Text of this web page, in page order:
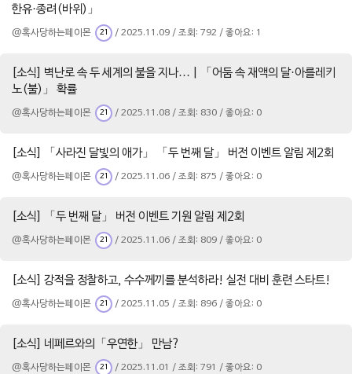
한유·종려(바위)」
@혹사당하는페이몬 21 / 2025.11.09 / 조회: 792 / 좋아요: 1
[소식] 벽난로 속 두 세계의 불을 지나… | 「어둠 속 재액의 달·아를레키
노(불)」 확률
@혹사당하는페이몬 21 / 2025.11.08 / 조회: 830 / 좋아요: 0
[소식] 「사라진 달빛의 애가」 「두 번째 달」 버전 이벤트 알림 제2회
@혹사당하는페이몬 21 / 2025.11.06 / 조회: 875 / 좋아요: 0
[소식] 「두 번째 달」 버전 이벤트 기원 알림 제2회
@혹사당하는페이몬 21 / 2025.11.06 / 조회: 809 / 좋아요: 0
[소식] 강적을 정찰하고, 수수께끼를 분석하라! 실전 대비 훈련 스타트!
@혹사당하는페이몬 21 / 2025.11.05 / 조회: 896 / 좋아요: 0
[소식] 네페르와의「우연한」 만남?
@혹사당하는페이몬 21 / 2025.11.01 / 조회: 791 / 좋아요: 0